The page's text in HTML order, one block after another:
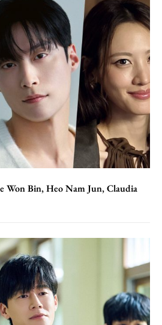
Won Bin, Heo Nam Jun, Claudia